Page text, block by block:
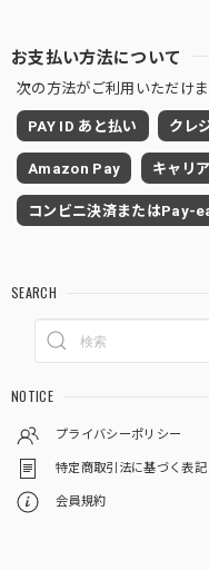
お支払い方法について
次の方法がご利用いただけま
PAY ID あと払い クレ
Amazon Pay キャリ
コンビニ決済またはPay-
SEARCH
NOTICE
プライバシーポリシー
特定商取引法に基づく表記
会員規約